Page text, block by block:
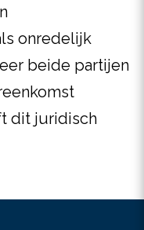
onredelijk
beide partijen
dit juridisch